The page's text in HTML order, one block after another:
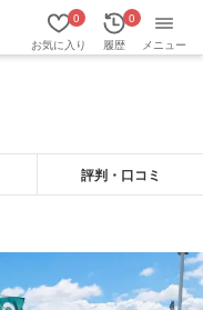
お気に入り
0
履歴
0
メニュー
評判・口コミ